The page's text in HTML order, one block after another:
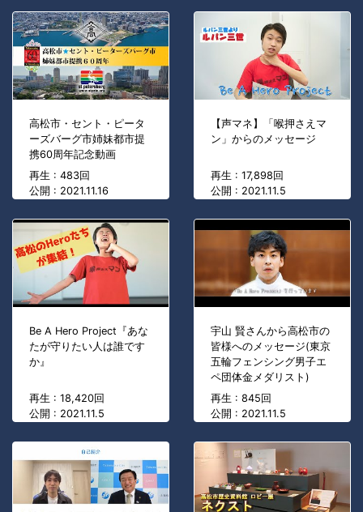
高松市・セント・ピータ
ーズバーグ市姉妹都市提
携60周年記念動画
再生 : 483回
公開 : 2021.11.16
【声マネ】「喉押さえマ
ン」からのメッセージ
再生 : 17,898回
公開 : 2021.11.5
Be A Hero Project『あな
たが守りたい人は誰です
か』
再生 : 18,420回
公開 : 2021.11.5
宇山 賢さんから高松市の
皆様へのメッセージ(東京
五輪フェンシング男子エ
ペ団体金メダリスト)
再生 : 845回
公開 : 2021.11.5